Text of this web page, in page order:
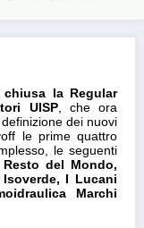
la Regular
UISP, che ora
dei nuovi
le prime quattro
le seguenti
del Mondo,
Isoverde, I Lucani
Marchi